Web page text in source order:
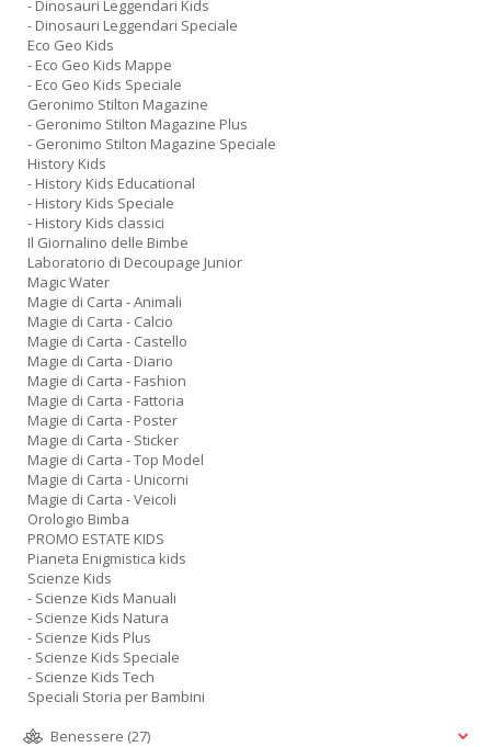
- Dinosauri Leggendari Kids
- Dinosauri Leggendari Speciale
Eco Geo Kids
- Eco Geo Kids Mappe
- Eco Geo Kids Speciale
Geronimo Stilton Magazine
- Geronimo Stilton Magazine Plus
- Geronimo Stilton Magazine Speciale
History Kids
- History Kids Educational
- History Kids Speciale
- History Kids classici
Il Giornalino delle Bimbe
Laboratorio di Decoupage Junior
Magic Water
Magie di Carta - Animali
Magie di Carta - Calcio
Magie di Carta - Castello
Magie di Carta - Diario
Magie di Carta - Fashion
Magie di Carta - Fattoria
Magie di Carta - Poster
Magie di Carta - Sticker
Magie di Carta - Top Model
Magie di Carta - Unicorni
Magie di Carta - Veicoli
Orologio Bimba
PROMO ESTATE KIDS
Pianeta Enigmistica kids
Scienze Kids
- Scienze Kids Manuali
- Scienze Kids Natura
- Scienze Kids Plus
- Scienze Kids Speciale
- Scienze Kids Tech
Speciali Storia per Bambini
Benessere (27)